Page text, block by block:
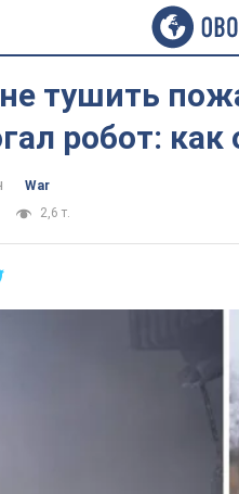
тушить
робот:
War
2,6 т.